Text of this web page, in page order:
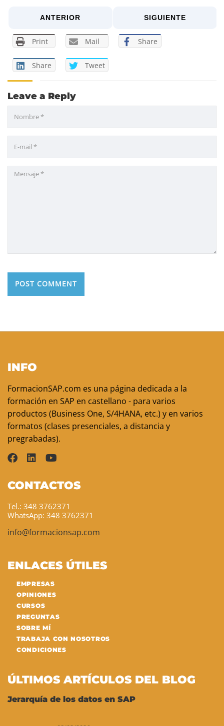
ANTERIOR SIGUIENTE
Print Mail Share
Share Tweet
Leave a Reply
INFO
FormacionSAP.com es una página dedicada a la
formación en SAP en castellano - para varios
productos (Business One, S/4HANA, etc.) y en varios
formatos (clases presenciales, a distancia y
pregrabadas).
CONTACTOS
Tel.: 348 3762371
WhatsApp: 348 3762371
info@formacionsap.com
ENLACES ÚTILES
EMPRESAS
OPINIONES
CURSOS
PREGUNTAS
SOBRE MÍ
TRABAJA CON NOSOTROS
CONDICIONES
ÚLTIMOS ARTÍCULOS DEL BLOG
Jerarquía de los datos en SAP